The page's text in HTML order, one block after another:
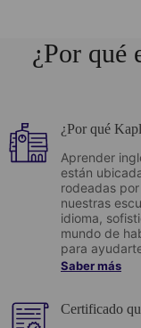
¿Por qué
¿Por qué
Aprender
están
rodeadas
nuestras
idioma,
mundo de
para
Saber más
Certificado